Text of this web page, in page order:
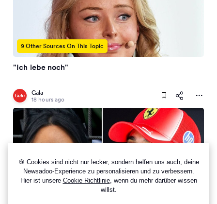
🍪 Cookies sind nicht nur lecker, sondern helfen uns auch, deine
Newsadoo-Experience zu personalisieren und zu verbessern.
Hier ist unsere Cookie Richtlinie, wenn du mehr darüber wissen
willst.
9 Other Sources On This Topic
"Ich lebe noch"
Gala
18 hours ago
7 Other Sources On This Topic